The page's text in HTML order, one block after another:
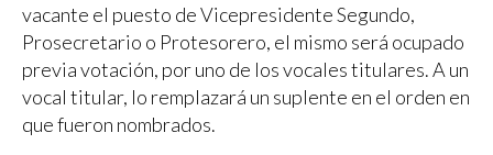
vacante el puesto de Vicepresidente Segundo,
Prosecretario o Protesorero, el mismo será ocupado
previa votación, por uno de los vocales titulares. A un
vocal titular, lo remplazará un suplente en el orden en
que fueron nombrados.